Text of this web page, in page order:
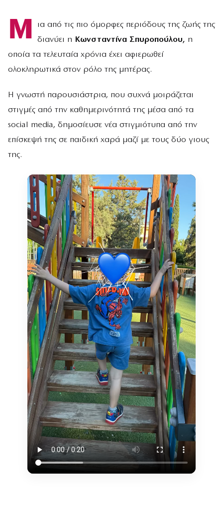
Μ
ια από τις πιο όμορφες περιόδους της ζωής της
διανύει η Κωνσταντίνα Σπυροπούλου, η
οποία τα τελευταία χρόνια έχει αφιερωθεί
ολοκληρωτικά στον ρόλο της μητέρας.
Η γνωστή παρουσιάστρια, που συχνά μοιράζεται
στιγμές από την καθημερινότητά της μέσα από τα
social media, δημοσίευσε νέα στιγμιότυπα από την
επίσκεψή της σε παιδική χαρά μαζί με τους δύο γιους
της.